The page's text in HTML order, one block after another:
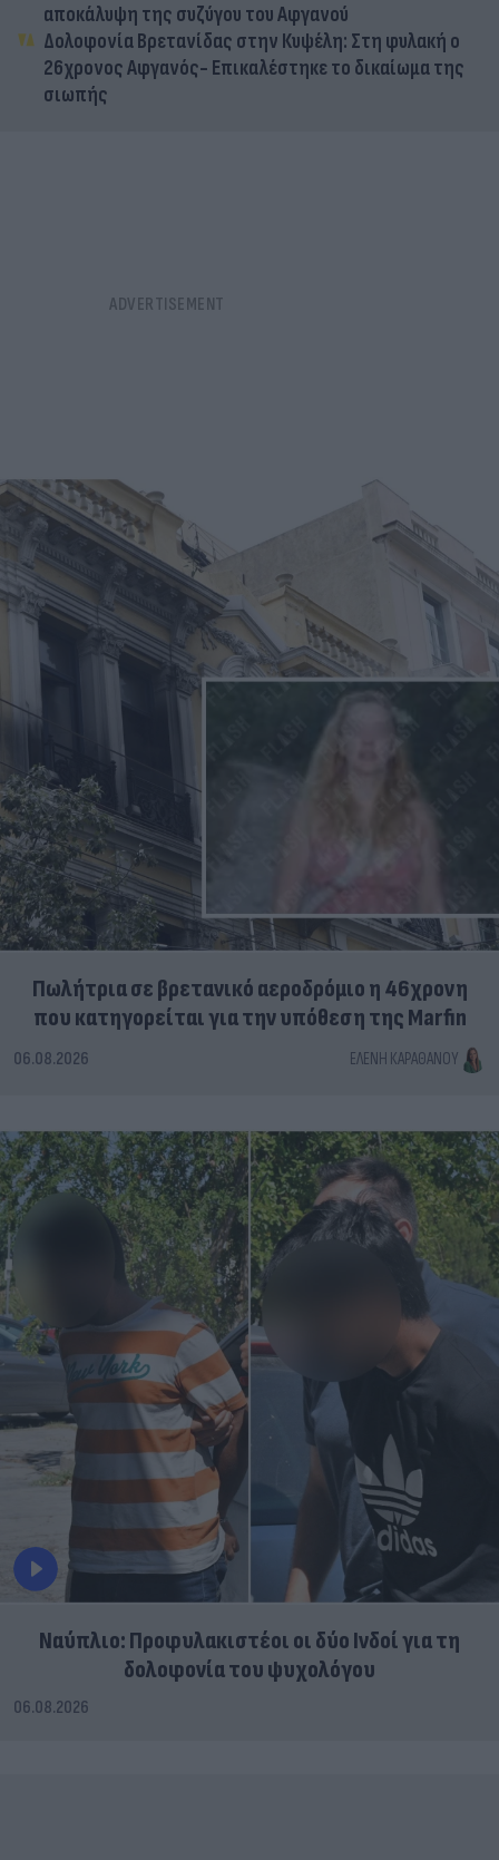
αποκάλυψη της συζύγου του Αφγανού
Δολοφονία Βρετανίδας στην Κυψέλη: Στη φυλακή ο
26χρονος Αφγανός- Επικαλέστηκε το δικαίωμα της
σιωπής
Πωλήτρια σε βρετανικό αεροδρόμιο η 46χρονη
που κατηγορείται για την υπόθεση της Marfin
06.08.2026 ΕΛΈΝΗ ΚΑΡΑΘΆΝΟΥ
Ναύπλιο: Προφυλακιστέοι οι δύο Ινδοί για τη
δολοφονία του ψυχολόγου
06.08.2026